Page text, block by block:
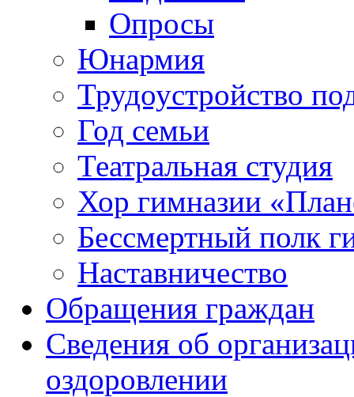
Опросы
Юнармия
Трудоустройство
Год семьи
Театральная студия
Хор гимназии
Бессмертный полк
Наставничество
Обращения граждан
Сведения об
оздоровлении